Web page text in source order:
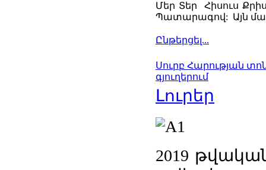
Մեր Տեր Հիսուս
Պատարագով: Այն
Ընթերցել...
Սուրբ Հարության
գյուղերում
Լուրեր
2019